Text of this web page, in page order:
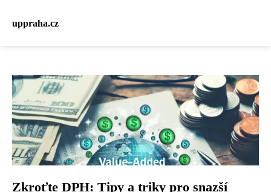
uppraha.cz
Zkroťte DPH: Tipy a triky pro snazší